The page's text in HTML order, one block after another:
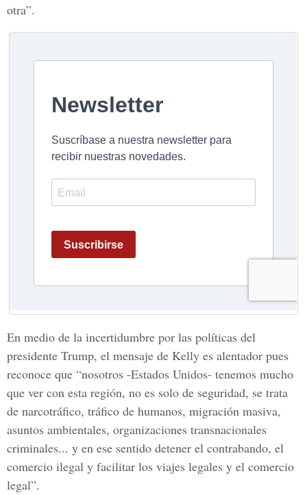
otra”.
En medio de la incertidumbre por las políticas del
presidente Trump, el mensaje de Kelly es alentador pues
reconoce que “nosotros -Estados Unidos- tenemos mucho
que ver con esta región, no es solo de seguridad, se trata
de narcotráfico, tráfico de humanos, migración masiva,
asuntos ambientales, organizaciones transnacionales
criminales... y en ese sentido detener el contrabando, el
comercio ilegal y facilitar los viajes legales y el comercio
legal”.